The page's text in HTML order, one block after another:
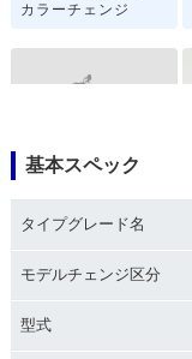
カラーチェンジ
基本スペック
タイプグレード名
モデルチェンジ区分
型式